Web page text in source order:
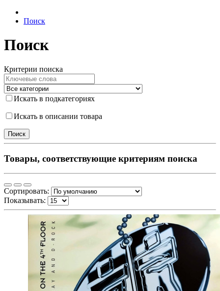
Поиск
Поиск
Критерии поиска
Искать в подкатегориях
Искать в описании товара
Товары, соответствующие критериям поиска
Сортировать:
Показывать: